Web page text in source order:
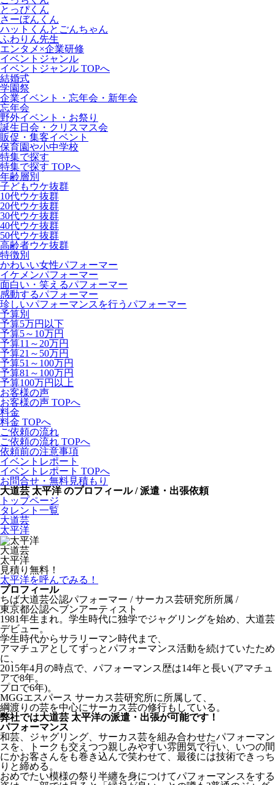
とっぴくん
さーぼんくん
ハットくんとごんちゃん
ふわりん先生
エンタメ×企業研修
イベントジャンル
イベントジャンル TOPへ
結婚式
学園祭
企業イベント・忘年会・新年会
忘年会
野外イベント・お祭り
誕生日会・クリスマス会
販促・集客イベント
保育園や小中学校
特集で探す
特集で探す TOPへ
年齢層別
子どもウケ抜群
10代ウケ抜群
20代ウケ抜群
30代ウケ抜群
40代ウケ抜群
50代ウケ抜群
高齢者ウケ抜群
特徴別
かわいい女性パフォーマー
イケメンパフォーマー
面白い・笑えるパフォーマー
感動するパフォーマー
珍しいパフォーマンスを行うパフォーマー
予算別
予算5万円以下
予算5～10万円
予算11～20万円
予算21～50万円
予算51～100万円
予算81～100万円
予算100万円以上
お客様の声
お客様の声 TOPへ
料金
料金 TOPへ
ご依頼の流れ
ご依頼の流れ TOPへ
依頼前の注意事項
イベントレポート
イベントレポート TOPへ
お問合せ・無料見積もり
大道芸 太平洋 のプロフィール / 派遣・出張依頼
トップページ
タレント一覧
大道芸
太平洋
大道芸
太平洋
見積り無料！
太平洋を呼んでみる！
プロフィール
ちば大道芸公認パフォーマー / サーカス芸研究所所属 /
東京都公認ヘブンアーティスト
1981年生まれ。学生時代に独学でジャグリングを始め、大道芸
デビュー。
学生時代からサラリーマン時代まで、
アマチュアとしてずっとパフォーマンス活動を続けていたため
に、
2015年4月の時点で、パフォーマンス歴は14年と長い(アマチュ
アで8年。
プロで6年)。
MGGエスパース サーカス芸研究所に所属して、
綱渡りの芸を中心にサーカス芸の修行もしている。
弊社では大道芸 太平洋の派遣・出張が可能です！
パフォーマンス
和芸、ジャグリング、サーカス芸を組み合わせたパフォーマン
スを、トークも交えつつ親しみやすい雰囲気で行い、いつの間
にかお客さんをも巻き込んで笑わせて、最後には技術できっち
りと締める。
おめでたい模様の祭り半纏を身につけてパフォーマンスをする